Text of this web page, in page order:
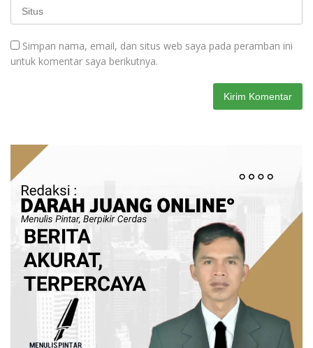
Simpan nama, email, dan situs web saya pada peramban ini
untuk komentar saya berikutnya.